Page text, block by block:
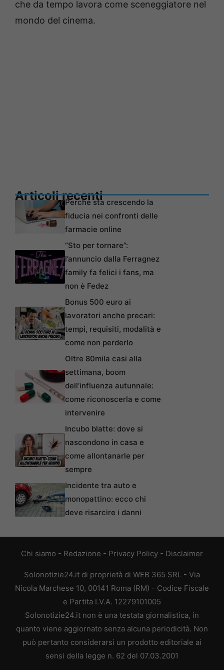
che da tempo lavora come sceneggiatore nel
mondo del cinema.
Articoli recentiPerché sta crescendo la
fiducia nei confronti delle
farmacie online
“Sto per tornare”:
l’annuncio dalla Ferragnez
family fa felici i fans, ma
non è Fedez
Bonus 500 euro ai
lavoratori anche precari:
tempi, requisiti, modalità e
come non perderlo
Oltre 80mila casi alla
settimana, boom
dell’influenza autunnale:
come riconoscerla e come
intervenire
Incubo blatte: dove si
nascondono in casa e
come allontanarle per
sempre
Incidente tra auto e
monopattino: ecco chi
deve risarcire i danni
Chi siamo - Redazione - Privacy Policy - Disclaimer
Solonotizie24.it di proprietà di WEB 365 SRL - Via
Nicola Marchese 10, 00141 Roma (RM) - Codice Fiscale
e Partita I.V.A. 12279101005
Solonotizie24.it non è una testata giornalistica, in
quanto viene aggiornato senza alcuna periodicità. Non
può pertanto considerarsi un prodotto editoriale ai
sensi della legge n. 62 del 07.03.2001